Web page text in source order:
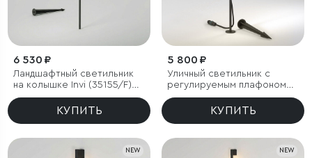
6 530 ₽
Ландшафтный светильник
на колышке Invi (35155/F)
3000K черный
КУПИТЬ
5 800 ₽
Уличный светильник с
регулируемым плафоном
Covert 3000K черный IP65
КУПИТЬ
NEW NEW